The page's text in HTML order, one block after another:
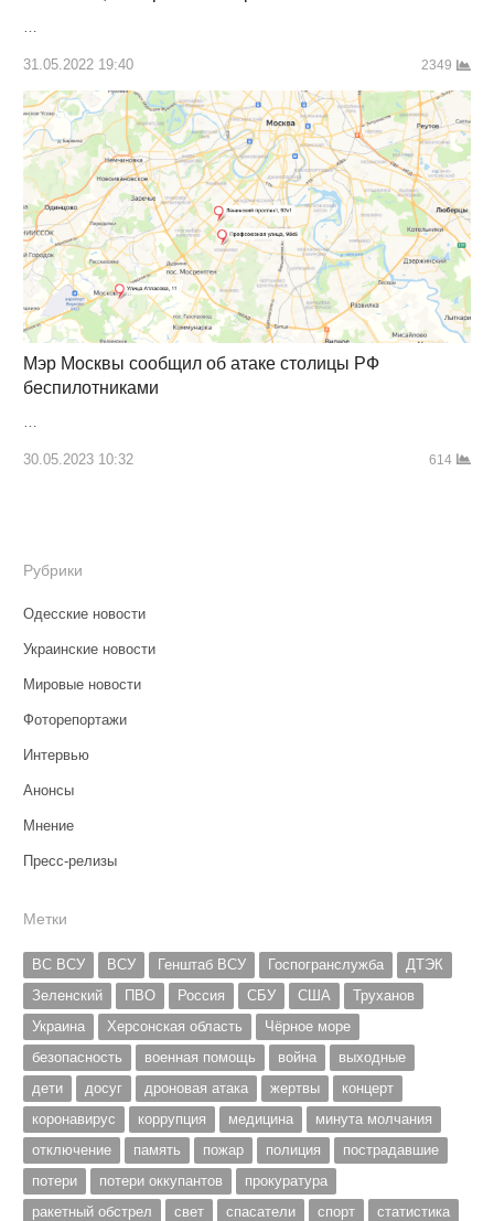
…
31.05.2022 19:40 2349
Мэр Москвы сообщил об атаке столицы РФ
беспилотниками
30.05.2023 10:32 614
Рубрики
Одесские новости
Украинские новости
Мировые новости
Фоторепортажи
Интервью
Анонсы
Мнение
Пресс-релизы
Метки
ВС ВСУ ВСУ Генштаб ВСУ Госпогранслужба
ДТЭК
Зеленский
ПВО Россия СБУ США
Труханов
Украина
Херсонская область
Чёрное море
безопасность
военная помощь война
выходные
дети
досуг дроновая атака жертвы
концерт
коронавирус
коррупция медицина
минута молчания
отключение
память пожар полиция
пострадавшие
потери
потери оккупантов
прокуратура
ракетный обстрел
свет спасатели спорт
статистика